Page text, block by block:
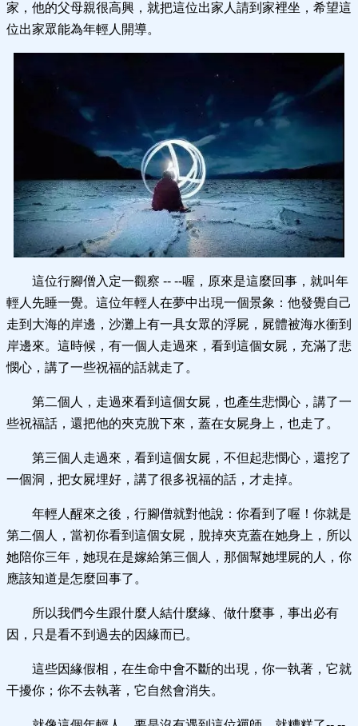
家，他的父母親很高興，就把這位出家人請到家裡坐，希望這
位出家眾能為年輕人開導。
這位行腳僧入定一觀察 -- --喔，原來是這麼回事，就叫年
輕人先睡一覺。這位年輕人在夢中出現一個景象：他發覺自己
走到大海的岸邊，沙灘上有一具女眾的浮屍，屍體被海水衝到
岸邊來。這時候，有一個人走過來，看到這個女屍，充滿了悲
憫心，講了一些祝福的話就走了。
第二個人，走過來看到這個女屍，也產生悲憫心，講了一
些祝福話，還把他的夾克脫下來，蓋在女屍身上，也走了。
第三個人走過來，看到這個女屍，不但起悲憫心，還挖了
一個洞，把女屍埋好，講了很多祝福的話，才走掉。
年輕人醒來之後，行腳僧就對他說：你看到了喔！你就是
第二個人，當初你看到這個女屍，脫掉夾克蓋在她身上，所以
她陪你三年，她現在是嫁給第三個人，那個幫她埋屍的人，你
應該知道是怎麼回事了。
所以我們今生跟什麼人結什麼緣、做什麼事，事出必有
因，只是看不到過去的因緣而已。
這些因緣假相，在生命中會不斷的出現，你一執著，它就
干擾你；你不去執著，它自然會消失。